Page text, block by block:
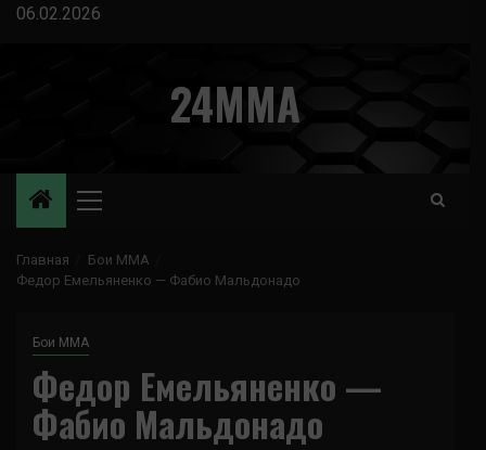
Перейти
06.02.2026
24MMA
Основное
Главная
Бои ММА
Федор Емельяненко — Фабио Мальдонадо
Бои ММА
Федор Емельяненко —
Фабио Мальдонадо